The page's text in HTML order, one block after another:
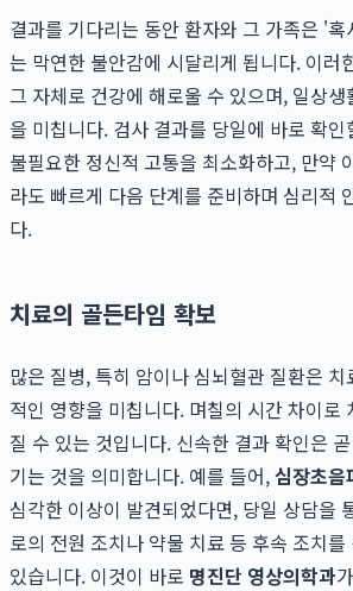
결과를 기다리는 동안 환자와 그 가족은 '
는 막연한 불안감에 시달리게 됩니다. 이러
그 자체로 건강에 해로울 수 있으며, 일상
을 미칩니다. 검사 결과를 당일에 바로 확
불필요한 정신적 고통을 최소화하고, 만약
라도 빠르게 다음 단계를 준비하며 심리적
다.
치료의 골든타임 확보
많은 질병, 특히 암이나 심뇌혈관 질환은
적인 영향을 미칩니다. 며칠의 시간 차이로
질 수 있는 것입니다. 신속한 결과 확인은
기는 것을 의미합니다. 예를 들어,심장초음
심각한 이상이 발견되었다면, 당일 상담을
로의 전원 조치나 약물 치료 등 후속 조치
있습니다. 이것이 바로 명진단 영상의학과